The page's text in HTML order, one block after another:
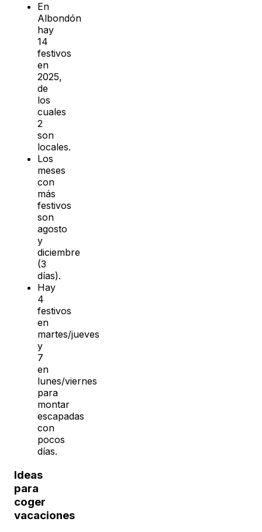
En
Albondón
hay
14
festivos
en
2025,
de
los
cuales
2
son
locales.
Los
meses
con
más
festivos
son
agosto
y
diciembre
(3
días).
Hay
4
festivos
en
martes/jueves
y
7
en
lunes/viernes
para
montar
escapadas
con
pocos
días.
Ideas
para
coger
vacaciones